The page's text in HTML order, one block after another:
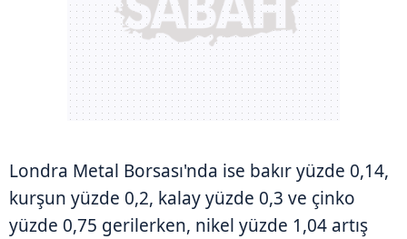
Londra Metal Borsası'nda ise bakır yüzde 0,14,
kurşun yüzde 0,2, kalay yüzde 0,3 ve çinko
yüzde 0,75 gerilerken, nikel yüzde 1,04 artış